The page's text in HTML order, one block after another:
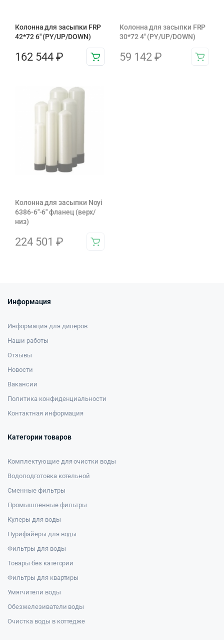
Колонна для засыпки FRP
42*72 6″ (PY/UP/DOWN)
162 544 ₽
Колонна для засыпки FRP
30*72 4″ (PY/UP/DOWN)
59 142 ₽
Колонна для засыпки Noyi
6386-6″-6″ фланец (верх/
низ)
224 501 ₽
Информация
Информация для дилеров
Наши работы
Отзывы
Новости
Вакансии
Политика конфиденциальности
Контактная информация
Категории товаров
Комплектующие для очистки воды
Водоподготовка котельной
Сменные фильтры
Промышленные фильтры
Кулеры для воды
Пурифайеры для воды
Фильтры для воды
Товары без категории
Фильтры для квартиры
Умягчители воды
Обезжелезиватели воды
Очистка воды в коттедже